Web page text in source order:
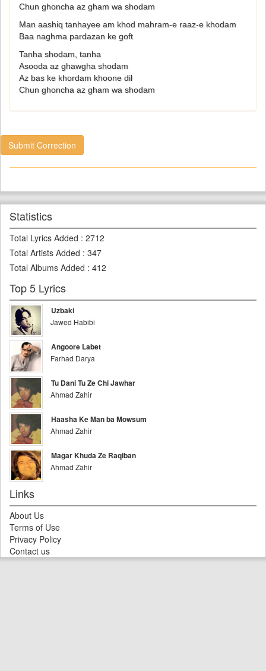
Chun ghoncha az gham wa shodam
Man aashiq tanhayee am khod mahram-e raaz-e khodam
Baa naghma pardazan ke goft
Tanha shodam, tanha
Asooda az ghawgha shodam
Az bas ke khordam khoone dil
Chun ghoncha az gham wa shodam
Submit Correction
Statistics
Total Lyrics Added : 2712
Total Artists Added : 347
Total Albums Added : 412
Top 5 Lyrics
Uzbaki
Jawed Habibi
Angoore Labet
Farhad Darya
Tu Dani Tu Ze Chi Jawhar
Ahmad Zahir
Haasha Ke Man ba Mowsum
Ahmad Zahir
Magar Khuda Ze Raqiban
Ahmad Zahir
Links
About Us
Terms of Use
Privacy Policy
Contact us